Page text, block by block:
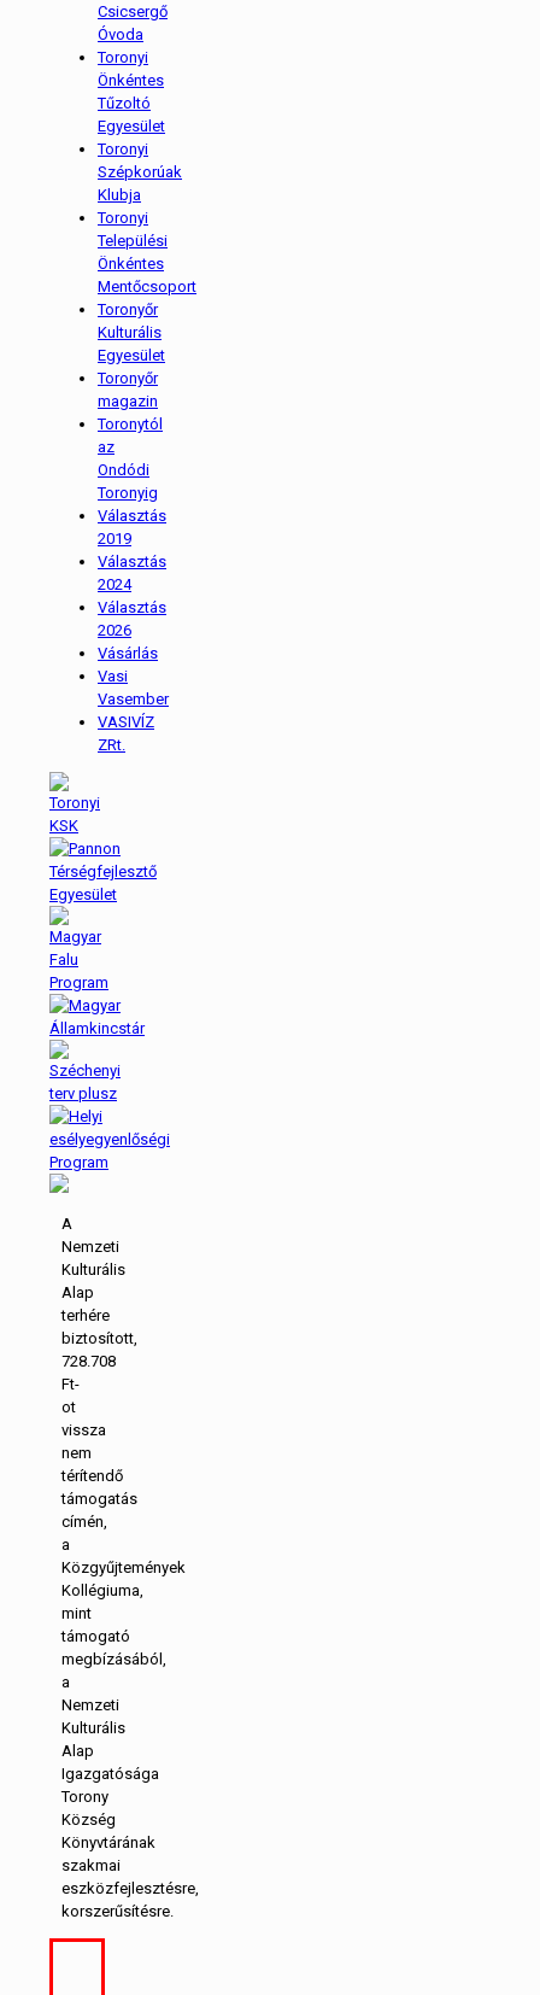
Csicsergő
Óvoda
Toronyi
Önkéntes
Tűzoltó
Egyesület
Toronyi
Szépkorúak
Klubja
Toronyi
Települési
Önkéntes
Mentőcsoport
Toronyőr
Kulturális
Egyesület
Toronyőr
magazin
Toronytól
az
Ondódi
Toronyig
Választás
2019
Választás
2024
Választás
2026
Vásárlás
Vasi
Vasember
VASIVÍZ
ZRt.
A
Nemzeti
Kulturális
Alap
terhére
biztosított,
728.708
Ft-
ot
vissza
nem
térítendő
támogatás
címén,
a
Közgyűjtemények
Kollégiuma,
mint
támogató
megbízásából,
a
Nemzeti
Kulturális
Alap
Igazgatósága
Torony
Község
Könyvtárának
szakmai
eszközfejlesztésre,
korszerűsítésre.